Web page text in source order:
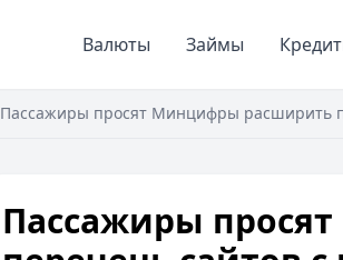
Валюты Займы
Пассажиры просят Минцифры расширить
Пассажиры